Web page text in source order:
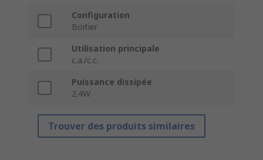
Configuration
Boitier
Utilisation principale
c.a./c.c.
Puissance dissipée
2.4W
Trouver des produits similaires